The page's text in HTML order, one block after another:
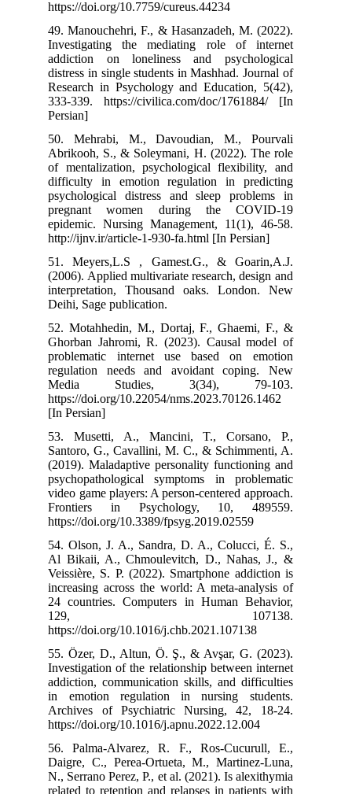
49.
Investigating
addiction on
distress in
Research in
333-339.
50. Mehrabi,
Abrikooh, S.,
of
difficulty in
psychological
pregnant
epidemic.
51.
(2006).
interpretation,
52.
Ghorban
problematic
regulation
Media
https://doi.org/
53. Musetti,
Santoro, G.,
(2019).
video game
Frontiers in
54. Olson, J.
Al Bikaii, A.,
Veissière, S.
increasing
24 countries.
55. Özer, D.,
Investigation
addiction,
in emotion
Archives of
56. Palma-
Daigre, C.,
N., Serrano
related to